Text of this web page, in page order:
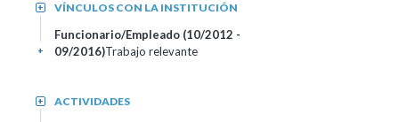
VÍNCULOS CON LA INSTITUCIÓN
+
Funcionario/Empleado (10/2012 -
09/2016)Trabajo relevante
+
ACTIVIDADES
+